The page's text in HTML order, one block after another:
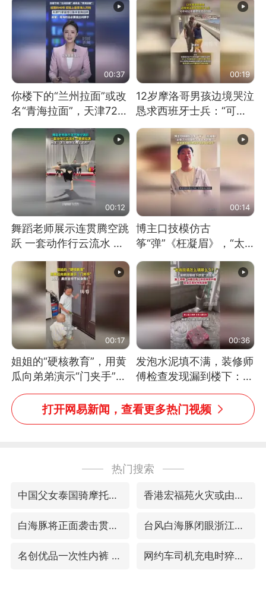
00:37
你楼下的“兰州拉面”或改
名“青海拉面”，天津72家
面馆已集体更换招牌
00:19
12岁摩洛哥男孩边境哭泣
恳求西班牙士兵：“可不
可以不要把我遣返回国”
00:12
舞蹈老师展示连贯腾空跳
跃 一套动作行云流水 节
奏感拉满 网友：怎么做
到又舞又武的？
00:14
博主口技模仿古
筝“弹”《枉凝眉》，“太
像了～你是吃古筝长大的
吗？”“或将成为首位考级
不带古筝的选手。”（来
源：新华每日电讯）
00:17
姐姐的“硬核教育”，用黄
瓜向弟弟演示“门夹手”，
网友：果然言传不如身
教！
00:36
发泡水泥填不满，装修师
傅检查发现漏到楼下：出
风口未延伸到外墙
打开网易新闻，查看更多热门视频
热门搜索
中国父女泰国骑摩托车坠崖1死1伤 香港宏福苑火灾或由烟头引起
白海豚将正面袭击贯穿浙江 台风白海豚闭眼浙江上海处于危险半圆
名创优品一次性内裤 颜面尽失 网约车司机充电时猝死保险拒赔